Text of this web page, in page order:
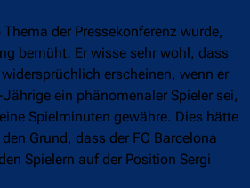
der Pressekonferenz wurde,
bemüht. Er wisse sehr wohl, dass
erscheinen, wenn er
ein phänomenaler Spieler sei,
Spielminuten gewähre. Dies hätte
Grund, dass der FC Barcelona
Spielern auf der Position Sergi